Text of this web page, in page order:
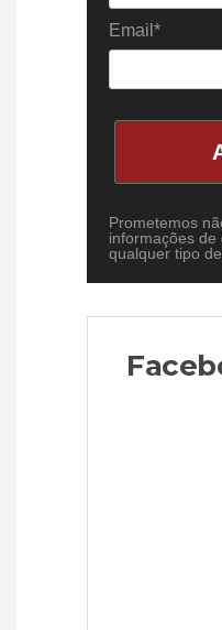
Email*
Prometemos
informações
qualquer tipo de